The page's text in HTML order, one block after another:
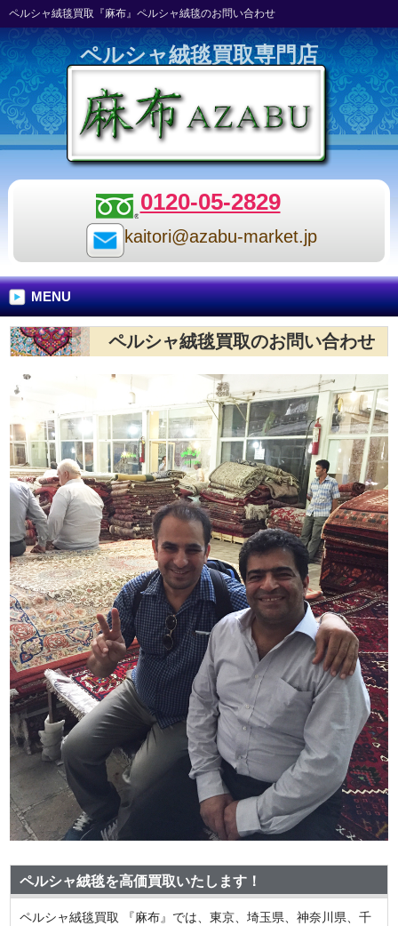
ペルシャ絨毯買取『麻布』ペルシャ絨毯のお問い合わせ
ペルシャ絨毯買取専門店
0120-05-2829
kaitori@azabu-market.jp
MENU
ペルシャ絨毯買取のお問い合わせ
ペルシャ絨毯を高価買取いたします！
ペルシャ絨毯買取 『麻布』では、東京、埼玉県、神奈川県、千